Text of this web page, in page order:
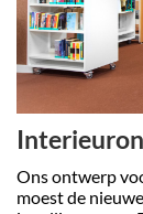
Ons ontwerp
moest de